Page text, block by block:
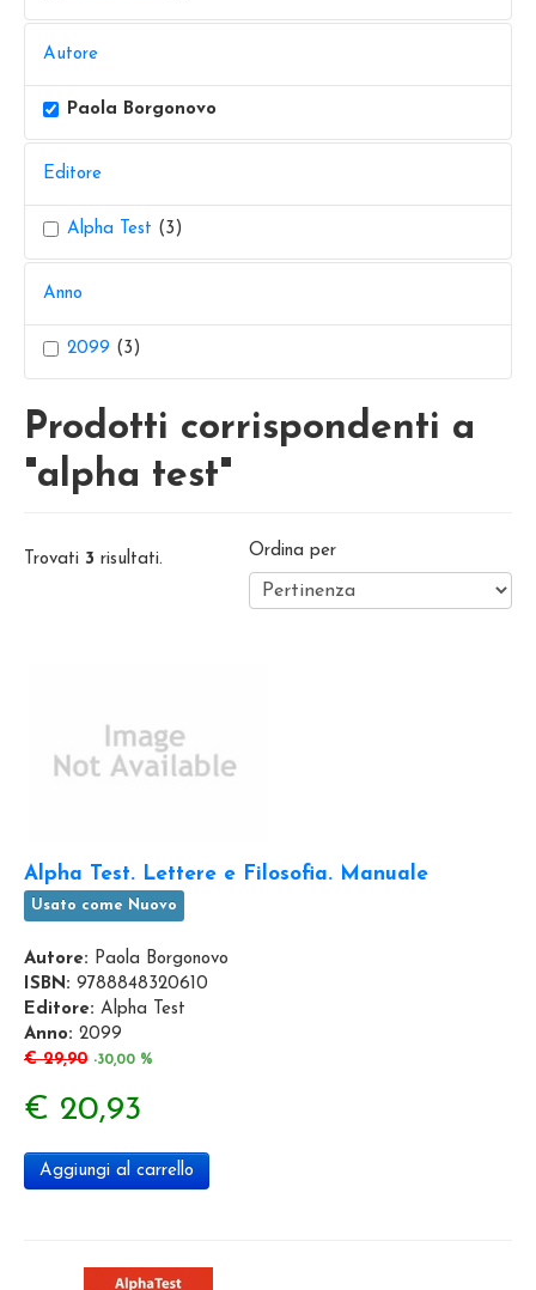
Autore
Paola Borgonovo
Editore
Alpha Test (3)
Anno
2099 (3)
Prodotti corrispondenti a
"alpha test"
Trovati 3 risultati. Ordina per
Alpha Test. Lettere e Filosofia. Manuale
Usato come Nuovo
Autore: Paola Borgonovo
ISBN: 9788848320610
Editore: Alpha Test
Anno: 2099
€ 29,90 -30,00 %
€ 20,93
Aggiungi al carrello